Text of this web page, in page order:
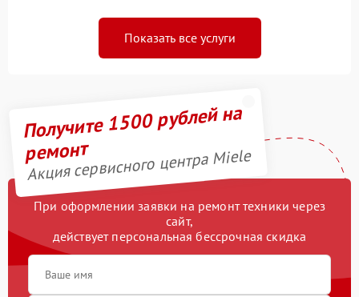
Показать все услуги
Получите 1500 рублей на
ремонт
Акция сервисного центра Miele
При оформлении заявки на ремонт техники через
сайт,
действует персональная бессрочная скидка